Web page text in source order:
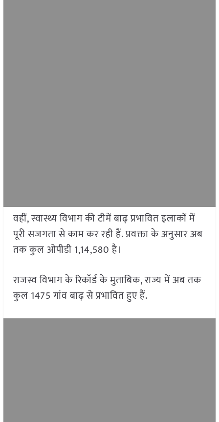
वहीं, स्वास्थ्य विभाग की टीमें बाढ़ प्रभावित इलाकों में
पूरी सजगता से काम कर रही हैं. प्रवक्ता के अनुसार अब
तक कुल ओपीडी 1,14,580 है।
राजस्व विभाग के रिकॉर्ड के मुताबिक, राज्य में अब तक
कुल 1475 गांव बाढ़ से प्रभावित हुए हैं.